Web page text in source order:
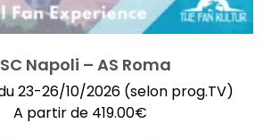
Napoli – AS Roma
23-26/10/2026 (selon prog.TV)
A partir de 419.00€